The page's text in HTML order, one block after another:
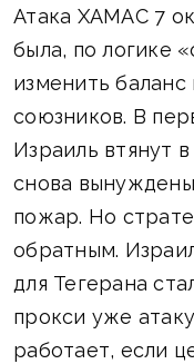
Атака ХАМАС 7
была, по логике
изменить баланс
союзников. В
Израиль втянут
снова
пожар. Но
обратным.
для Тегерана
прокси уже
работает, если